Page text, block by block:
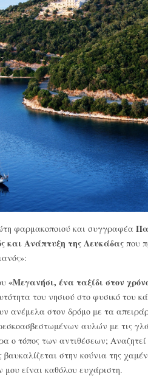
φαρμακοποιού και συγγραφέα
και Ανάπτυξη της Λευκάδας που
«Μεγανήσι, ένα ταξίδι στον
του νησιού στο φυσικό του
ανέμελα στον δρόμο με τα
αυλών με τις
ο τόπος των αντιθέσεων;
βαυκαλίζεται στην κούνια της
είναι καθόλου ευχάριστη.